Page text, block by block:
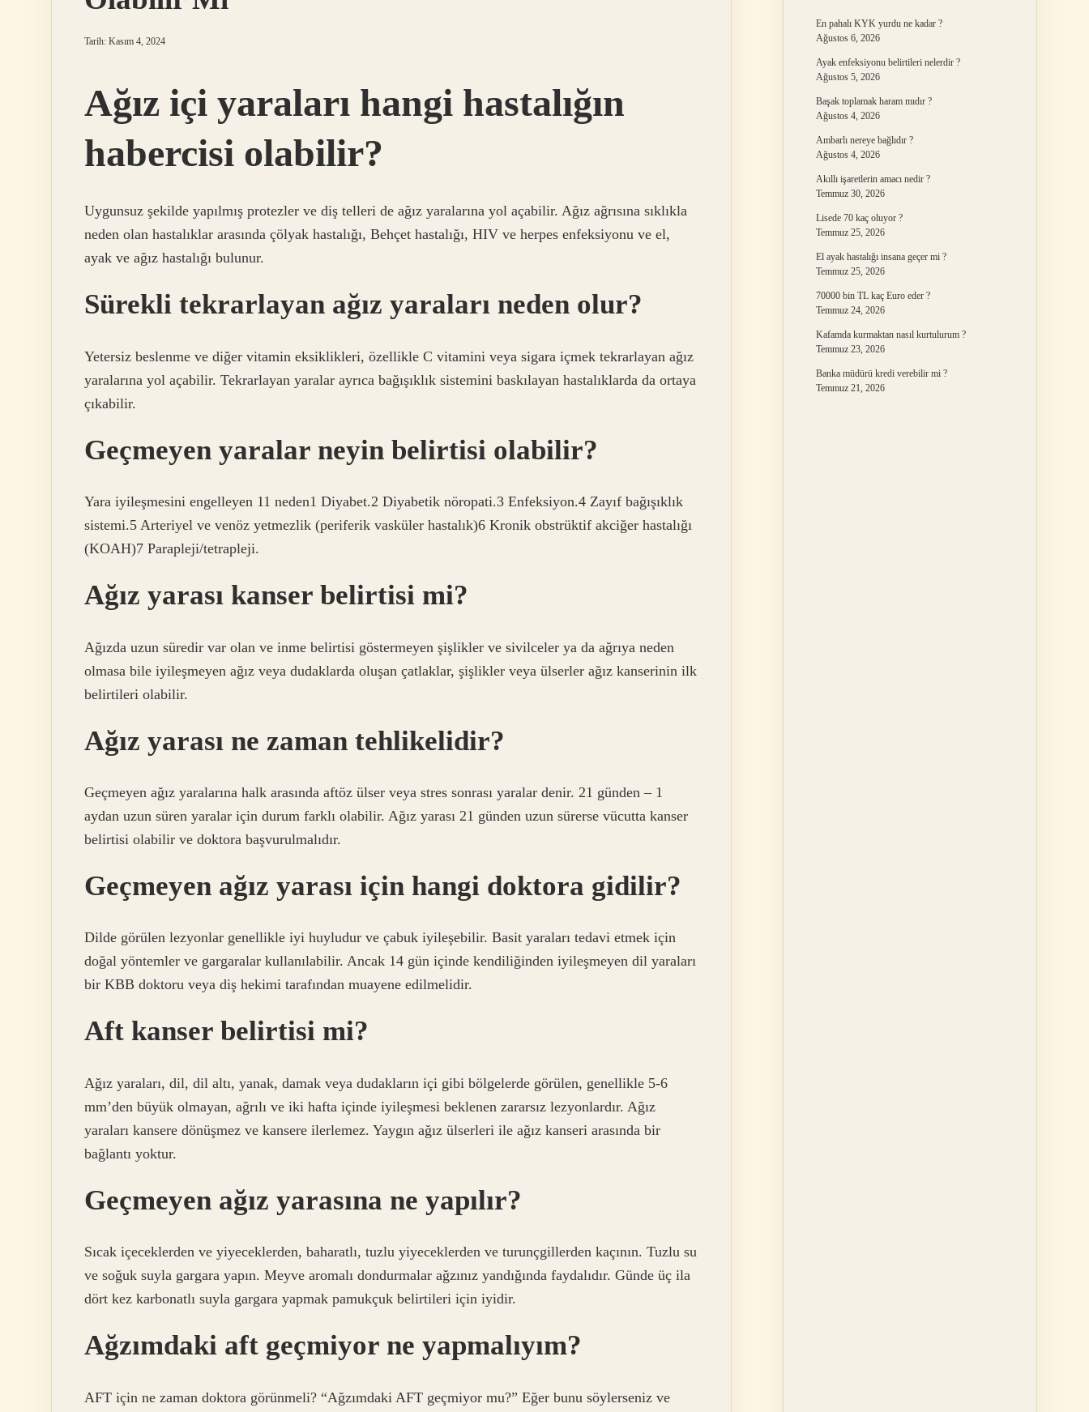
Tarih: Kasım 4, 2024
Ağız içi yaraları hangi hastalığın
habercisi olabilir?
Uygunsuz şekilde yapılmış protezler ve diş telleri de ağız yaralarına yol açabilir. Ağız ağrısına sıklıkla
neden olan hastalıklar arasında çölyak hastalığı, Behçet hastalığı, HIV ve herpes enfeksiyonu ve el,
ayak ve ağız hastalığı bulunur.
Sürekli tekrarlayan ağız yaraları neden olur?
Yetersiz beslenme ve diğer vitamin eksiklikleri, özellikle C vitamini veya sigara içmek tekrarlayan ağız
yaralarına yol açabilir. Tekrarlayan yaralar ayrıca bağışıklık sistemini baskılayan hastalıklarda da ortaya
çıkabilir.
Geçmeyen yaralar neyin belirtisi olabilir?
Yara iyileşmesini engelleyen 11 neden1 Diyabet.2 Diyabetik nöropati.3 Enfeksiyon.4 Zayıf bağışıklık
sistemi.5 Arteriyel ve venöz yetmezlik (periferik vasküler hastalık)6 Kronik obstrüktif akciğer hastalığı
(KOAH)7 Parapleji/tetrapleji.
Ağız yarası kanser belirtisi mi?
Ağızda uzun süredir var olan ve inme belirtisi göstermeyen şişlikler ve sivilceler ya da ağrıya neden
olmasa bile iyileşmeyen ağız veya dudaklarda oluşan çatlaklar, şişlikler veya ülserler ağız kanserinin ilk
belirtileri olabilir.
Ağız yarası ne zaman tehlikelidir?
Geçmeyen ağız yaralarına halk arasında aftöz ülser veya stres sonrası yaralar denir. 21 günden – 1
aydan uzun süren yaralar için durum farklı olabilir. Ağız yarası 21 günden uzun sürerse vücutta kanser
belirtisi olabilir ve doktora başvurulmalıdır.
Geçmeyen ağız yarası için hangi doktora gidilir?
Dilde görülen lezyonlar genellikle iyi huyludur ve çabuk iyileşebilir. Basit yaraları tedavi etmek için
doğal yöntemler ve gargaralar kullanılabilir. Ancak 14 gün içinde kendiliğinden iyileşmeyen dil yaraları
bir KBB doktoru veya diş hekimi tarafından muayene edilmelidir.
Aft kanser belirtisi mi?
Ağız yaraları, dil, dil altı, yanak, damak veya dudakların içi gibi bölgelerde görülen, genellikle 5-6
mm’den büyük olmayan, ağrılı ve iki hafta içinde iyileşmesi beklenen zararsız lezyonlardır. Ağız
yaraları kansere dönüşmez ve kansere ilerlemez. Yaygın ağız ülserleri ile ağız kanseri arasında bir
bağlantı yoktur.
Geçmeyen ağız yarasına ne yapılır?
Sıcak içeceklerden ve yiyeceklerden, baharatlı, tuzlu yiyeceklerden ve turunçgillerden kaçının. Tuzlu su
ve soğuk suyla gargara yapın. Meyve aromalı dondurmalar ağzınız yandığında faydalıdır. Günde üç ila
dört kez karbonatlı suyla gargara yapmak pamukçuk belirtileri için iyidir.
Ağzımdaki aft geçmiyor ne yapmalıyım?
AFT için ne zaman doktora görünmeli? “Ağzımdaki AFT geçmiyor mu?” Eğer bunu söylerseniz ve
En pahalı KYK yurdu ne kadar ?
Ağustos 6, 2026
Ayak enfeksiyonu belirtileri nelerdir ?
Ağustos 5, 2026
Başak toplamak haram mıdır ?
Ağustos 4, 2026
Ambarlı nereye bağlıdır ?
Ağustos 4, 2026
Akıllı işaretlerin amacı nedir ?
Temmuz 30, 2026
Lisede 70 kaç oluyor ?
Temmuz 25, 2026
El ayak hastalığı insana geçer mi ?
Temmuz 25, 2026
70000 bin TL kaç Euro eder ?
Temmuz 24, 2026
Kafamda kurmaktan nasıl kurtulurum ?
Temmuz 23, 2026
Banka müdürü kredi verebilir mi ?
Temmuz 21, 2026